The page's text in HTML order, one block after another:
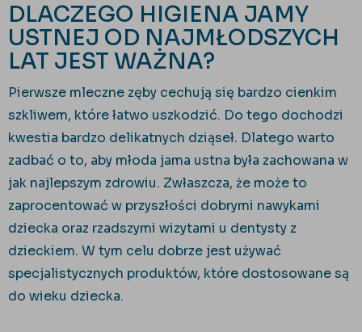
DLACZEGO HIGIENA JAMY
USTNEJ OD NAJMŁODSZYCH
LAT JEST WAŻNA?
Pierwsze mleczne zęby cechują się bardzo cienkim
szkliwem, które łatwo uszkodzić. Do tego dochodzi
kwestia bardzo delikatnych dziąseł. Dlatego warto
zadbać o to, aby młoda jama ustna była zachowana w
jak najlepszym zdrowiu. Zwłaszcza, że może to
zaprocentować w przyszłości dobrymi nawykami
dziecka oraz rzadszymi wizytami u dentysty z
dzieckiem. W tym celu dobrze jest używać
specjalistycznych produktów, które dostosowane są
do wieku dziecka.